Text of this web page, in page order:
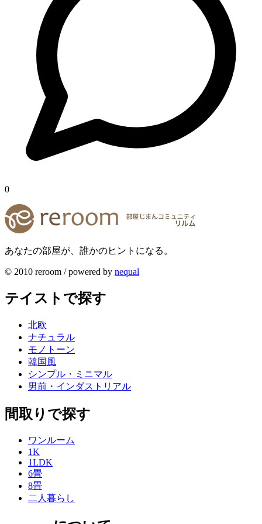
0
あなたの部屋が、誰かのヒントになる。
© 2010 reroom / powered by nequal
テイストで探す
北欧
ナチュラル
モノトーン
韓国風
シンプル・ミニマル
男前・インダストリアル
間取りで探す
ワンルーム
1K
1LDK
6畳
8畳
二人暮らし